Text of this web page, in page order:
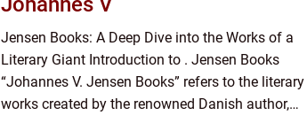
Jensen Books: A Deep Dive into the Works of a
Literary Giant Introduction to . Jensen Books
“Johannes V. Jensen Books” refers to the literary
works created by the renowned Danish author,